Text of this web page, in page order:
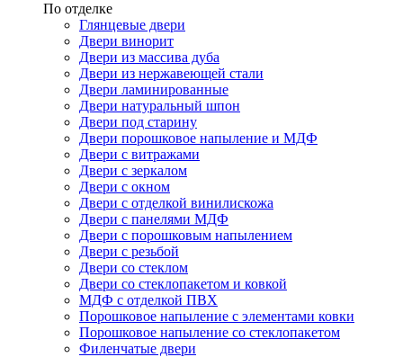
По отделке
Глянцевые двери
Двери винорит
Двери из массива дуба
Двери из нержавеющей стали
Двери ламинированные
Двери натуральный шпон
Двери под старину
Двери порошковое напыление и МДФ
Двери с витражами
Двери с зеркалом
Двери с окном
Двери с отделкой винилискожа
Двери с панелями МДФ
Двери с порошковым напылением
Двери с резьбой
Двери со стеклом
Двери со стеклопакетом и ковкой
МДФ с отделкой ПВХ
Порошковое напыление с элементами ковки
Порошковое напыление со стеклопакетом
Филенчатые двери